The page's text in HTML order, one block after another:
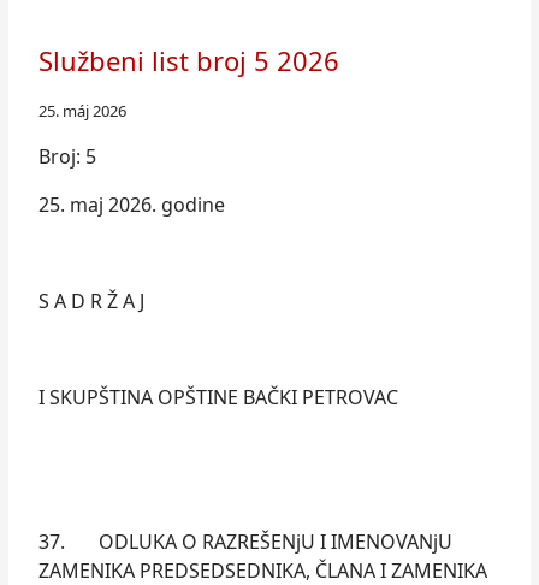
Službeni list broj 5 2026
25. máj 2026
Broj: 5
25. maj 2026. godine
S A D R Ž A J
I SKUPŠTINA OPŠTINE BAČKI PETROVAC
37. ODLUKA O RAZREŠENjU I IMENOVANjU
ZAMENIKA PREDSEDSEDNIKA, ČLANA I ZAMENIKA